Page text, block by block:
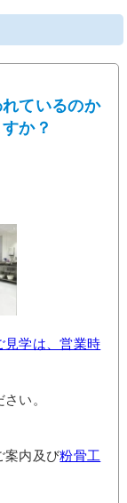
ているのか
か？
見学は、営業時
い。
案内及び粉骨工